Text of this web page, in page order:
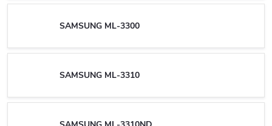
SAMSUNG ML-3300
SAMSUNG ML-3310